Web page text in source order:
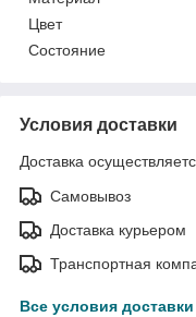
Цвет
Состояние
Условия доставки
Доставка
Самовывоз
Доставка курьером
Транспортная
Все условия доставки